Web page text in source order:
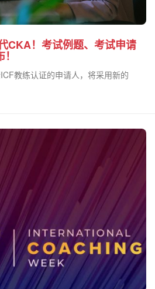
CKA！考试例题、考试申请
教练认证的申请人，将采用新的